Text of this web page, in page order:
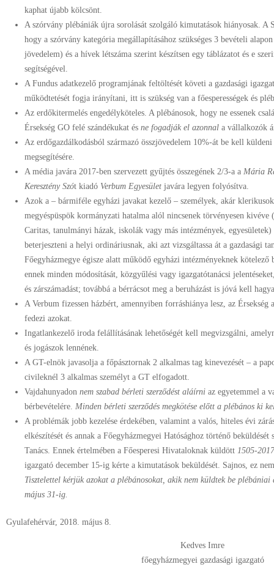
kaphat újabb kölcsönt.
A szórvány plébániák újra sorolását szolgáló kimutatások hiányosak.
hogy a szórvány kategória megállapításához szükséges 3 bevételi
jövedelem) és a hívek létszáma szerint készítsen egy táblázatot és e
segítségével.
A Fundus adatkezelő programjának feltöltését követi a gazdasági
működtetését fogja irányítani, itt is szükség van a főesperességek és
Az erdőkitermelés engedélyköteles. A plébánosok, hogy ne essenek
Érsekség GO felé szándékukat és ne fogadják el azonnal a vállalkozók
Az erdőgazdálkodásból származó összjövedelem 10%-át be kell küldeni
megsegítésére.
A média javára 2017-ben szervezett gyűjtés összegének 2/3-a a Mária
Keresztény Szót kiadó Verbum Egyesület javára legyen folyósítva.
Azok a – bármiféle egyházi javakat kezelő – személyek, akár
megyéspüspök kormányzati hatalma alól nincsenek törvényesen
Caritas, tanulmányi házak, iskolák vagy más intézmények, egyesületek)
beterjeszteni a helyi ordináriusnak, aki azt vizsgáltassa át a gazdasági
Főegyházmegye égisze alatt működő egyházi intézményeknek kötelező
ennek minden módosítását, közgyűlési vagy igazgatótanácsi
és zárszámadást; továbbá a bérrácsot meg a beruházást is jóvá kell
A Verbum fizessen házbért, amennyiben forráshiánya lesz, az
fedezi azokat.
Ingatlankezelő iroda felállításának lehetőségét kell megvizsgálni,
és jogászok lennének.
A GT-elnök javasolja a főpásztornak 2 alkalmas tag kinevezését – a
civileknél 3 alkalmas személyt a GT elfogadott.
Vajdahunyadon nem szabad bérleti szerződést aláírni az egyetemmel a
bérbevételére. Minden bérleti szerződés megkötése előtt a plébános ki
A problémák jobb kezelése érdekében, valamint a valós, hiteles évi
elkészítését és annak a Főegyházmegyei Hatósághoz történő beküldését
Tanács. Ennek értelmében a Főesperesi Hivataloknak küldött 1505-
igazgató december 15-ig kérte a kimutatások beküldését. Sajnos, ez
Tisztelettel kérjük azokat a plébánosokat, akik nem küldtek be
május 31-ig.
Gyulafehérvár, 2018. május 8.
Kedves Imre
főegyházmegyei gazdasági igazgató